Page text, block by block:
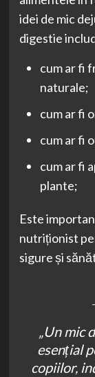
idei de mic
digestie
cum ar fi
naturale;
cum ar fi
cum ar fi
cum ar fi
plante;
Este
nutriționist
sigure și
„Un mic
esențial
copiilor,